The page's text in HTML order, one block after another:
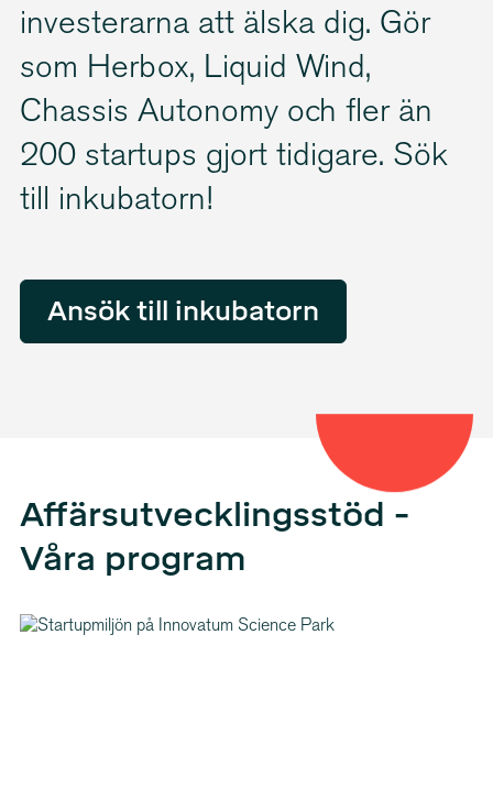
investerarna att älska dig. Gör
som Herbox, Liquid Wind,
Chassis Autonomy och fler än
200 startups gjort tidigare. Sök
till inkubatorn!
Ansök till inkubatorn
Affärs­ut­veck­lingsstöd -
Våra program